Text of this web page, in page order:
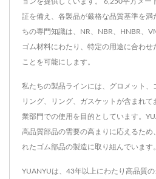
証を備え、各製品が厳格な品質基準を満
ちの専門知識は、NR、NBR、HNBR、
ゴム材料にわたり、特定の用途に合わ
ことを可能にします。
私たちの製品ラインには、グロメット
リング、リング、ガスケットが含まれ
業部門での使用を目的としています。
高品質部品の需要の高まりに応えるため
れたゴム部品の製造に取り組んでいます。
YUANYUは、43年以上にわたり高品質